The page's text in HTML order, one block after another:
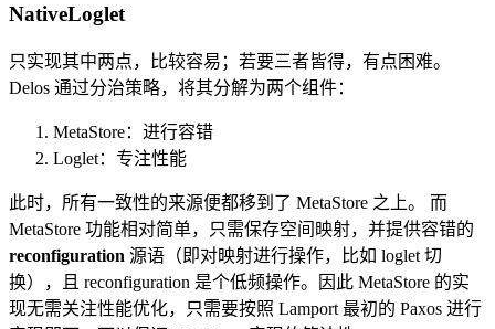
NativeLoglet
只实现其中两点，比较容易；若要三者皆得，有点困难。
Delos 通过分治策略，将其分解为两个组件：
MetaStore：进行容错
Loglet：专注性能
此时，所有一致性的来源便都移到了 MetaStore 之上。 而
MetaStore 功能相对简单，只需保存空间映射，并提供容错的
reconfiguration 源语（即对映射进行操作，比如 loglet 切
换），且 reconfiguration 是个低频操作。因此 MetaStore 的实
现无需关注性能优化，只需要按照 Lamport 最初的 Paxos 进行